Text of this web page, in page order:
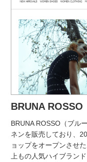
BRUNA ROSSO
BRUNA ROSSO（ブル
ネンを販売しており、
ョップをオープンさせ
上もの人気ハイブラン